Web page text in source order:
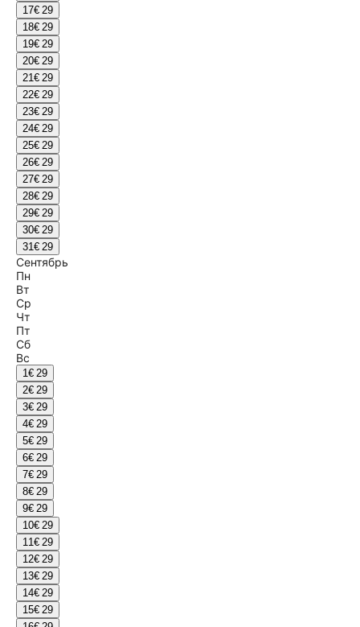
17€ 29
18€ 29
19€ 29
20€ 29
21€ 29
22€ 29
23€ 29
24€ 29
25€ 29
26€ 29
27€ 29
28€ 29
29€ 29
30€ 29
31€ 29
Сентябрь
Пн
Вт
Ср
Чт
Пт
Сб
Вс
1€ 29
2€ 29
3€ 29
4€ 29
5€ 29
6€ 29
7€ 29
8€ 29
9€ 29
10€ 29
11€ 29
12€ 29
13€ 29
14€ 29
15€ 29